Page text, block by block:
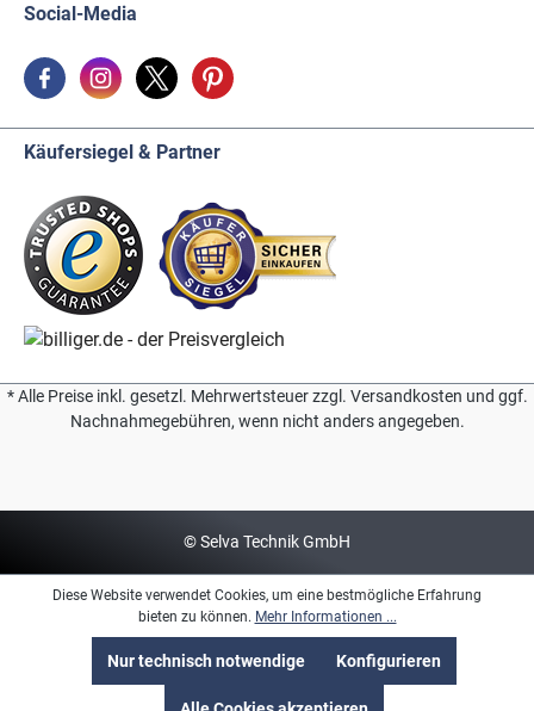
Social-Media
Käufersiegel & Partner
* Alle Preise inkl. gesetzl. Mehrwertsteuer zzgl. Versandkosten und ggf.
Nachnahmegebühren, wenn nicht anders angegeben.
© Selva Technik GmbH
Diese Website verwendet Cookies, um eine bestmögliche Erfahrung
bieten zu können. Mehr Informationen ...
Nur technisch notwendige Konfigurieren